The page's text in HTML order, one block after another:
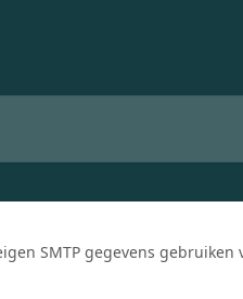
SMTP gegevens gebruiken